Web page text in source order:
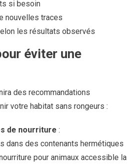
si besoin
nouvelles traces
les résultats observés
éviter une
des recommandations
votre habitat sans rongeurs :
de nourriture :
dans des contenants hermétiques
pour animaux accessible la